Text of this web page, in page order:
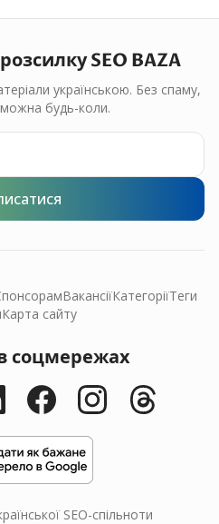
SEO BAZA
українською. Без спаму,
можна будь-коли.
ВакансіїКатегоріїТеги
Карта сайту
соцмережах
SEO-спільноти